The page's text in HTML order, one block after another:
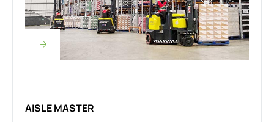
AISLE MASTER